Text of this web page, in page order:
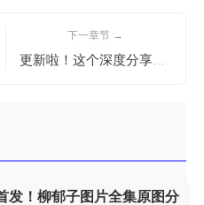
下一章节 →
更新啦！这个深度分享，为你揭示了Kitaro绮太郎这段时间的摄影经历
发！柳郁子图片全集原图分